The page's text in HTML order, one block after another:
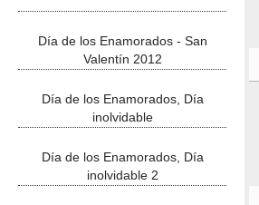
Día de los Enamorados - San
Valentín 2012
Día de los Enamorados, Día
inolvidable
Día de los Enamorados, Día
inolvidable 2